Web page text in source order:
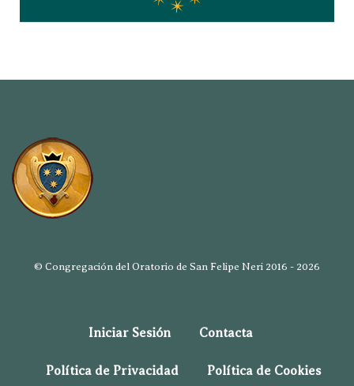
© Congregación del Oratorio de San Felipe Neri 2016 - 2026
Iniciar Sesión Contacta
Política de Privacidad Política de Cookies